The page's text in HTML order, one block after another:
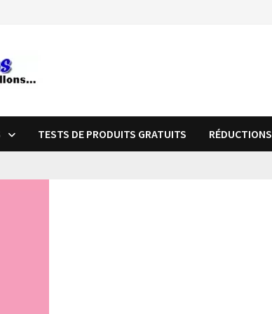
TESTS DE PRODUITS GRATUITS RÉDUCTIONS